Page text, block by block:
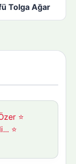
Tolga Ağar
⭐
⭐